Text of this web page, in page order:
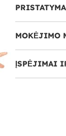
MOKĖJIMO
ĮSPĖJIMAI